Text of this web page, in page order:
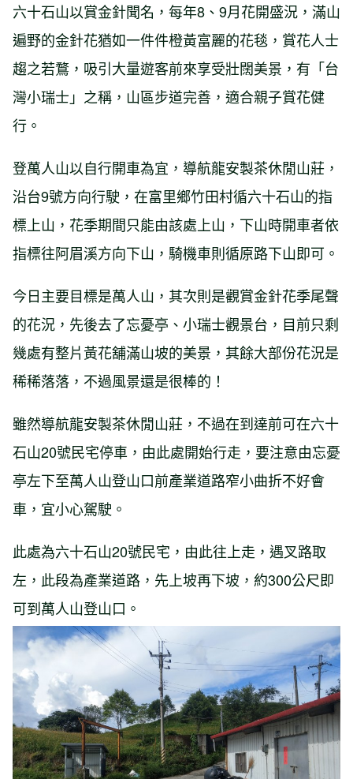
六十石山以賞金針聞名，每年8、9月花開盛況，滿山
遍野的金針花猶如一件件橙黃富麗的花毯，賞花人士
趨之若鶩，吸引大量遊客前來享受壯闊美景，有「台
灣小瑞士」之稱，山區步道完善，適合親子賞花健
行。
登萬人山以自行開車為宜，導航龍安製茶休閒山莊，
沿台9號方向行駛，在富里鄉竹田村循六十石山的指
標上山，花季期間只能由該處上山，下山時開車者依
指標往阿眉溪方向下山，騎機車則循原路下山即可。
今日主要目標是萬人山，其次則是觀賞金針花季尾聲
的花況，先後去了忘憂亭、小瑞士觀景台，目前只剩
幾處有整片黃花舖滿山坡的美景，其餘大部份花況是
稀稀落落，不過風景還是很棒的！
雖然導航龍安製茶休閒山莊，不過在到達前可在六十
石山20號民宅停車，由此處開始行走，要注意由忘憂
亭左下至萬人山登山口前產業道路窄小曲折不好會
車，宜小心駕駛。
此處為六十石山20號民宅，由此往上走，遇叉路取
左，此段為產業道路，先上坡再下坡，約300公尺即
可到萬人山登山口。